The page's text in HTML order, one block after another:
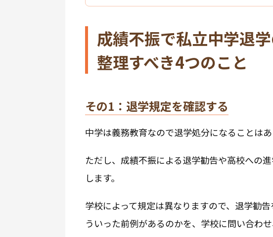
成績不振で私立中学退
整理すべき4つのこと
その1：退学規定を確認する
中学は義務教育なので退学処分になることはあ
ただし、成績不振による退学勧告や高校への
します。
学校によって規定は異なりますので、退学勧
ういった前例があるのかを、学校に問い合わ